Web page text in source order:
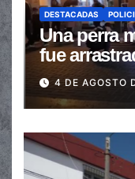
DESTACADAS
Una perra
fue
en la
4 DE AGOSTO